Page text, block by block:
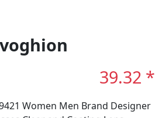
39.32 *
Women Men Brand Designer